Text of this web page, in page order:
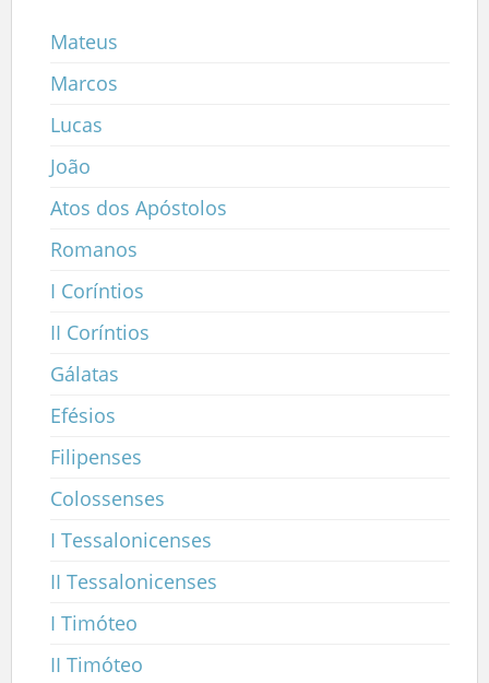
Mateus
Marcos
Lucas
João
Atos dos Apóstolos
Romanos
I Coríntios
II Coríntios
Gálatas
Efésios
Filipenses
Colossenses
I Tessalonicenses
II Tessalonicenses
I Timóteo
II Timóteo